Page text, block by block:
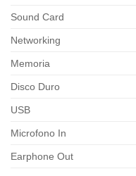
Sound Card
Networking
Memoria
Disco Duro
USB
Microfono In
Earphone Out